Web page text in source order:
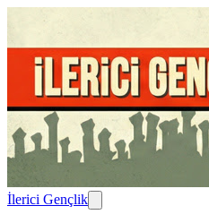
İlerici Gençlik